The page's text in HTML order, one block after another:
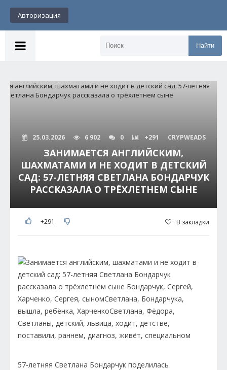
Авторизация
Найти
25.03.2026 6 902 0 +291 CRYPWEADS
ЗАНИМАЕТСЯ АНГЛИЙСКИМ,
ШАХМАТАМИ И НЕ ХОДИТ В ДЕТСКИЙ
САД: 57-ЛЕТНЯЯ СВЕТЛАНА БОНДАРЧУК
РАССКАЗАЛА О ТРЁХЛЕТНЕМ СЫНЕ
+291 В закладки
57-летняя Светлана Бондарчук поделилась